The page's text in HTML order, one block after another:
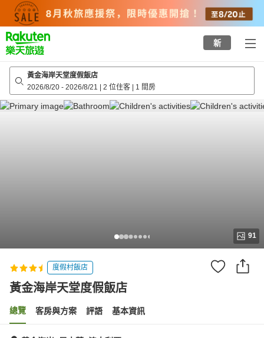
top
page
新
黃金海岸天堂度假飯店
2026/8/20 - 2026/8/21 | 2 位住客 | 1 間房
91
度假村飯店
黃金海岸天堂度假飯店
總覽 客房與方案 評語 基本資訊